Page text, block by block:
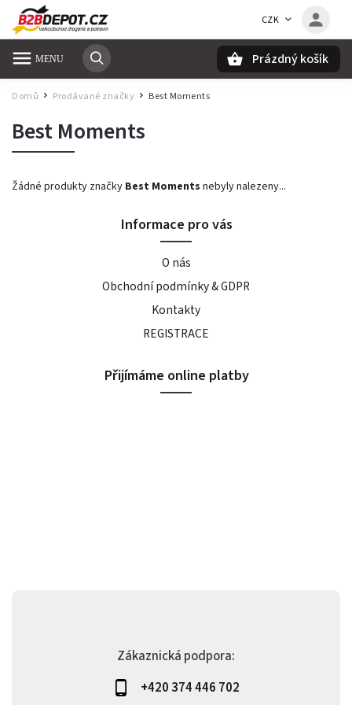
CZK
Prázdný košík
Domů / Prodávané značky / Best Moments
Best Moments
Žádné produkty značky Best Moments nebyly nalezeny...
Zákaznická podpora:
+420 374 446 702
Informace pro vás
O nás
Obchodní podmínky & GDPR
Kontakty
REGISTRACE
Přijímáme online platby